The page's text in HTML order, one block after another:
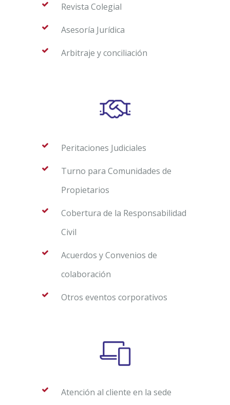
Revista Colegial
Asesoría Jurídica
Arbitraje y conciliación
Peritaciones Judiciales
Turno para Comunidades de
Propietarios
Cobertura de la Responsabilidad
Civil
Acuerdos y Convenios de
colaboración
Otros eventos corporativos
Atención al cliente en la sede